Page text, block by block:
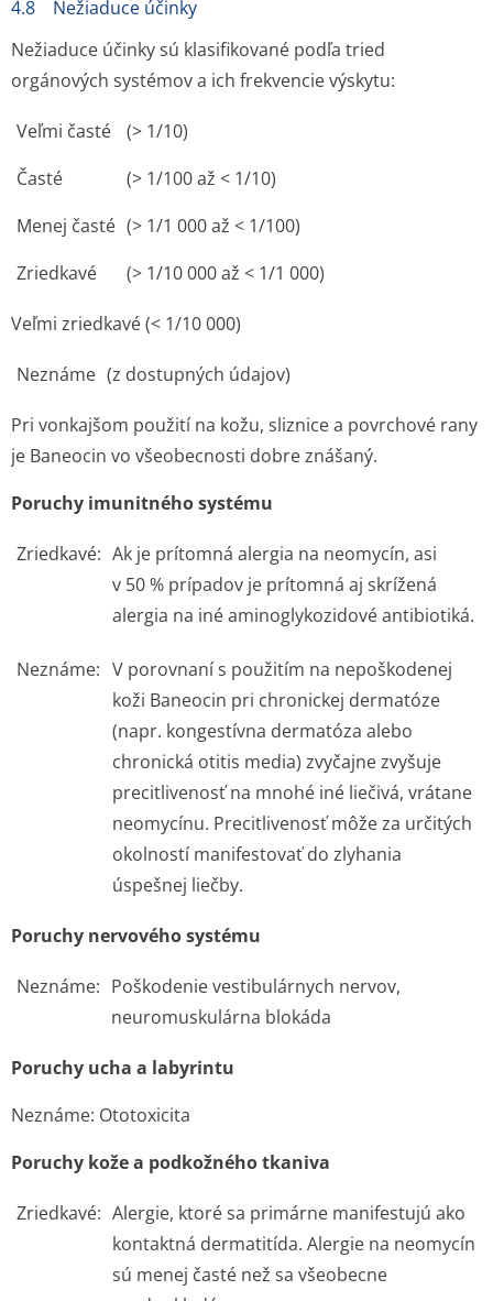
4.8 Nežiaduce účinky
Nežiaduce účinky sú klasifikované podľa tried
orgánových systémov a ich frekvencie výskytu:
Veľmi časté
Časté
Menej časté
Zriedkavé
(> 1/10)
(> 1/100 až < 1/10)
(> 1/1 000 až < 1/100)
(> 1/10 000 až < 1/1 000)
Veľmi zriedkavé (< 1/10 000)
Neznáme (z dostupných údajov)
Pri vonkajšom použití na kožu, sliznice a povrchové rany
je Baneocin vo všeobecnosti dobre znášaný.
Poruchy imunitného systému
Zriedkavé: Ak je prítomná alergia na neomycín, asi
v 50 % prípadov je prítomná aj skrížená
alergia na iné aminoglykozidové antibiotiká.
Neznáme: V porovnaní s použitím na nepoškodenej
koži Baneocin pri chronickej dermatóze
(napr. kongestívna dermatóza alebo
chronická otitis media) zvyčajne zvyšuje
precitlivenosť na mnohé iné liečivá, vrátane
neomycínu. Precitlivenosť môže za určitých
okolností manifestovať do zlyhania
úspešnej liečby.
Poruchy nervového systému
Neznáme: Poškodenie vestibulárnych nervov,
neuromuskulárna blokáda
Poruchy ucha a labyrintu
Neznáme: Ototoxicita
Poruchy kože a podkožného tkaniva
Zriedkavé: Alergie, ktoré sa primárne manifestujú ako
kontaktná dermatitída. Alergie na neomycín
sú menej časté než sa všeobecne